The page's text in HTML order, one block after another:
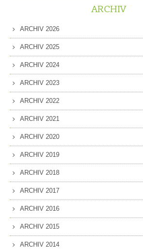
ARCHIV
ARCHIV 2026
ARCHIV 2025
ARCHIV 2024
ARCHIV 2023
ARCHIV 2022
ARCHIV 2021
ARCHIV 2020
ARCHIV 2019
ARCHIV 2018
ARCHIV 2017
ARCHIV 2016
ARCHIV 2015
ARCHIV 2014